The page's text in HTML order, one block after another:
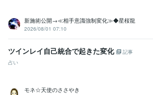
新施術公開→≪相手意識強制変化≫◆星桜龍
2026/08/01 07:10
ツインレイ自己統合で起きた変化
記事
占い
モネ☆天使のささやき